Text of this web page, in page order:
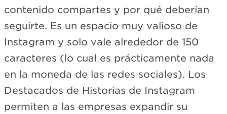
contenido compartes y por qué deberían
seguirte. Es un espacio muy valioso de
Instagram y solo vale alrededor de 150
caracteres (lo cual es prácticamente nada
en la moneda de las redes sociales). Los
Destacados de Historias de Instagram
permiten a las empresas expandir su